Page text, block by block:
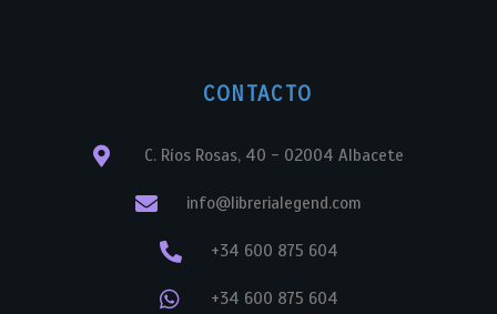
CONTACTO
C. Ríos Rosas, 40 - 02004 Albacete
info@librerialegend.com
+34 600 875 604
+34 600 875 604